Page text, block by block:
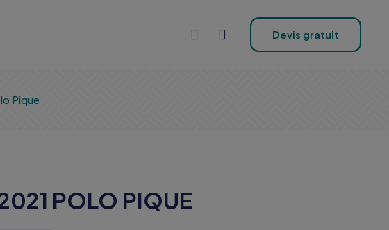
Devis gratuit
Pique
POLO PIQUE